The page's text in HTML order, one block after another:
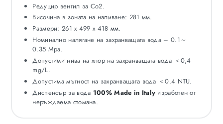
Редуцир вентил за Co2.
Височина в зоната на наливане: 281 мм.
Размери: 261 x 499 x 418 мм.
Номинално налягане на захранващата вода – 0.1～
0.35 Mpa.
Допустими нива на хлор на захранващата вода ＜0,4
mg/L.
Допустима мътност на захранващата вода ＜0.4 NTU.
Диспенсър за вода 100% Made in Italy изработен от
неръждаема стомана.